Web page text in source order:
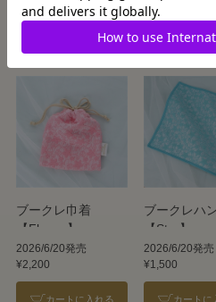
この商品を見た人はこ
ブークレ巾着
【Flower】
2026/6/20発売
¥2,200
カートに入れる
ブークレハ
【Star】
2026/6/20発売
¥1,500
カートに